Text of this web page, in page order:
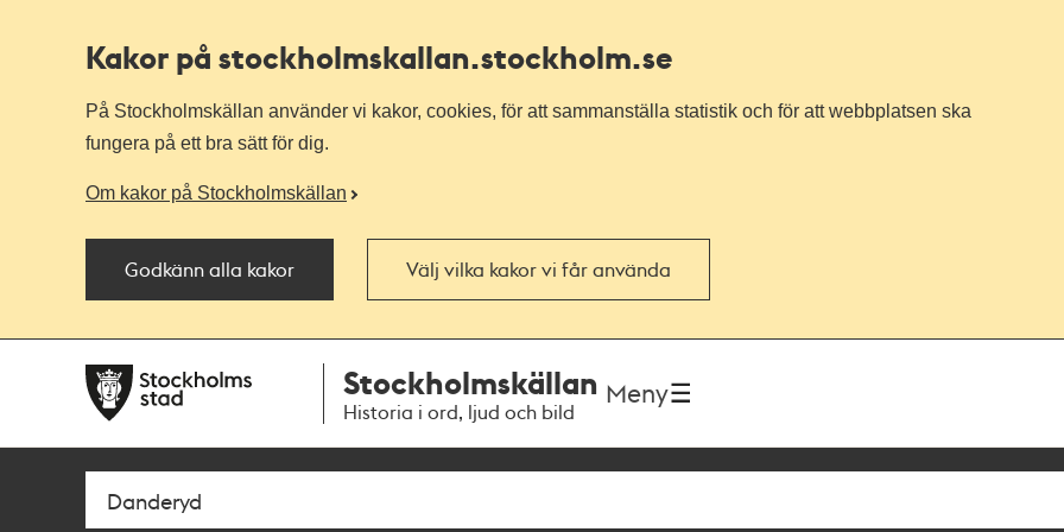
Kakor på stockholmskallan.stockholm.se
På Stockholmskällan använder vi kakor, cookies, för att sammanställa statistik och för att webbplatsen ska
fungera på ett bra sätt för dig.
Om kakor på Stockholmskällan
Godkänn alla kakor Välj vilka kakor vi får använda
navigationen
huvudinnehållet
Stockholmskällan
Historia i ord, ljud och bild
Meny
Sök